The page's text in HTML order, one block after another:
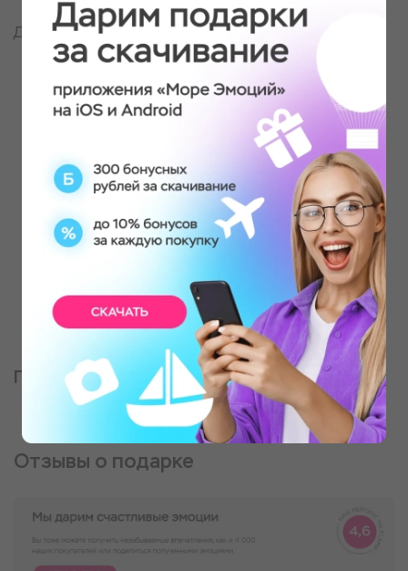
Донской р-н
Партнер, оказывающий услугу
Отзывы о подарке